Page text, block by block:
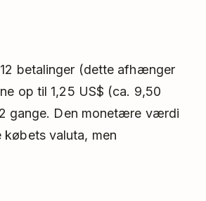
betalinger (dette afhænger
op til 1,25 US$ (ca. 9,50
gange. Den monetære værdi
valuta, men